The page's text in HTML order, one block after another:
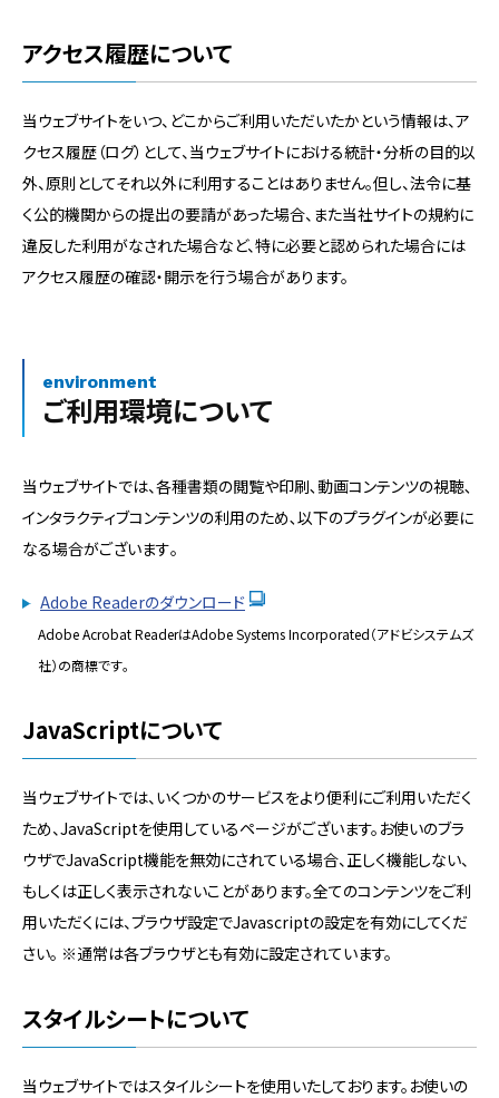
アクセス履歴について
当ウェブサイトをいつ、どこからご利用いただいたかという情報は、ア
クセス履歴（ログ）として、当ウェブサイトにおける統計・分析の目的以
外、原則としてそれ以外に利用することはありません。但し、法令に基
く公的機関からの提出の要請があった場合、また当社サイトの規約に
違反した利用がなされた場合など、特に必要と認められた場合には
アクセス履歴の確認・開示を行う場合があります。
environment
ご利用環境について
当ウェブサイトでは、各種書類の閲覧や印刷､動画コンテンツの視聴､
インタラクティブコンテンツの利用のため､以下のプラグインが必要に
なる場合がございます｡
Adobe Readerのダウンロード
Adobe Acrobat ReaderはAdobe Systems Incorporated（アドビシステムズ
社）の商標です｡
JavaScriptについて
当ウェブサイトでは、いくつかのサービスをより便利にご利用いただく
ため、JavaScriptを使用しているページがございます。お使いのブラ
ウザでJavaScript機能を無効にされている場合、正しく機能しない、
もしくは正しく表示されないことがあります。全てのコンテンツをご利
用いただくには、ブラウザ設定でJavascriptの設定を有効にしてくだ
さい。 ※通常は各ブラウザとも有効に設定されています。
スタイルシートについて
当ウェブサイトではスタイルシートを使用いたしております。お使いの